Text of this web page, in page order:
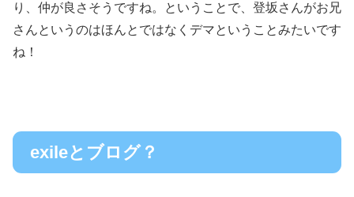
り、仲が良さそうですね。ということで、登坂さんがお兄
さんというのはほんとではなくデマということみたいです
ね！
exileとブログ？